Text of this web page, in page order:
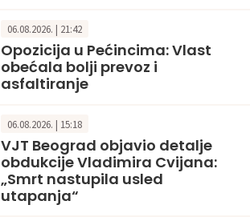
06.08.2026. | 21:42
Opozicija u Pećincima: Vlast
obećala bolji prevoz i
asfaltiranje
06.08.2026. | 15:18
VJT Beograd objavio detalje
obdukcije Vladimira Cvijana:
„Smrt nastupila usled
utapanja“